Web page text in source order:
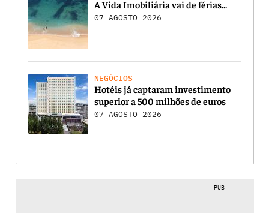
A Vida Imobiliária vai de férias…
07 AGOSTO 2026
NEGÓCIOS
Hotéis já captaram investimento
superior a 500 milhões de euros
07 AGOSTO 2026
PUB